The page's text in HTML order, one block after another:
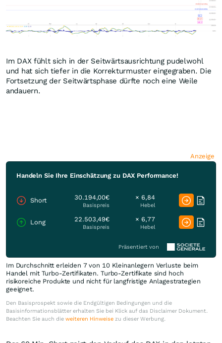
Im DAX fühlt sich in der Seitwärtsausrichtung pudelwohl
und hat sich tiefer in die Korrekturmuster eingegraben. Die
Fortsetzung der Seitwärtsphase dürfte noch eine Weile
andauern.
Anzeige
Handeln Sie Ihre Einschätzung zu DAX Performance!
Short 30.194,00€
Basispreis
× 6,84
Hebel
Long 22.503,49€
Basispreis
× 6,77
Hebel
Präsentiert von
Im Durchschnitt erleiden 7 von 10 Kleinanlegern Verluste beim
Handel mit Turbo-Zertifikaten. Turbo-Zertifikate sind hoch
risikoreiche Produkte und nicht für langfristige Anlagestrategien
geeignet.
Den Basisprospekt sowie die Endgültigen Bedingungen und die
Basisinformationsblätter erhalten Sie bei Klick auf das Disclaimer Dokument.
Beachten Sie auch die weiteren Hinweise zu dieser Werbung.